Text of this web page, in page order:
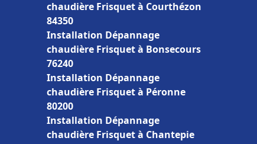
chaudière Frisquet à Courthézon
84350
Installation Dépannage
chaudière Frisquet à Bonsecours
76240
Installation Dépannage
chaudière Frisquet à Péronne
80200
Installation Dépannage
chaudière Frisquet à Chantepie